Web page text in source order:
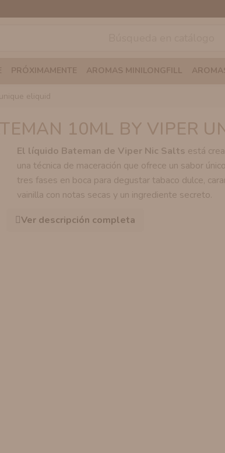
PRÓXIMAMENTE AROMAS MINILONGFILL
eliquid
10ML BY VIPER
El líquido Bateman de Viper Nic Salts está
una técnica de maceración que ofrece un sabor
tres fases en boca para degustar tabaco dulce,
vainilla con notas secas y un ingrediente secreto.
Ver descripción completa